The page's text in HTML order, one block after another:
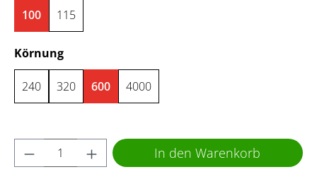
100 115
Körnungauswählen
240 320 600 4000
Produkt Anzahl: Gib den gewünschten
In den Warenkorb